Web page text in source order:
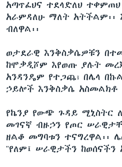
አጣጥፈህና ተደላድለህ
አራምዳለሁ ማለት አትችልም፡፡
ብለዋል፡፡
ወታደራዊ እንቅስቃሴዎቹን
ከሞቃዲሾም እየወጡ ያሉት
አንዳንዴም የተጋጨ፣ በሌላ
ኃይሎች እንቅስቃሴ አስመልክቶ
የኬንያ የውጭ ጉዳይ ሚኒስትር
መገናኛ ብዙኃን የጦር
ዘልቆ መግባቱን ተናግረዋል፡፡
"የለም፤ ሠራዊታችን ከወሰናችን